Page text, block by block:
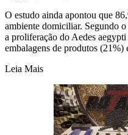
O estudo ainda apontou que
ambiente domiciliar. Segundo
a proliferação do Aedes
embalagens de produtos (21%)
Leia Mais